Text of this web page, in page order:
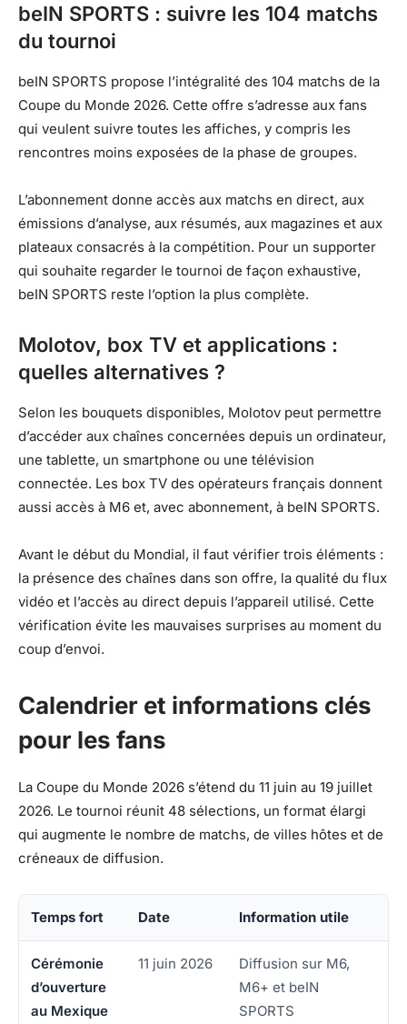
beIN SPORTS : suivre les 104 matchs
du tournoi
beIN SPORTS propose l’intégralité des 104 matchs de la
Coupe du Monde 2026. Cette offre s’adresse aux fans
qui veulent suivre toutes les affiches, y compris les
rencontres moins exposées de la phase de groupes.
L’abonnement donne accès aux matchs en direct, aux
émissions d’analyse, aux résumés, aux magazines et aux
plateaux consacrés à la compétition. Pour un supporter
qui souhaite regarder le tournoi de façon exhaustive,
beIN SPORTS reste l’option la plus complète.
Molotov, box TV et applications :
quelles alternatives ?
Selon les bouquets disponibles, Molotov peut permettre
d’accéder aux chaînes concernées depuis un ordinateur,
une tablette, un smartphone ou une télévision
connectée. Les box TV des opérateurs français donnent
aussi accès à M6 et, avec abonnement, à beIN SPORTS.
Avant le début du Mondial, il faut vérifier trois éléments :
la présence des chaînes dans son offre, la qualité du flux
vidéo et l’accès au direct depuis l’appareil utilisé. Cette
vérification évite les mauvaises surprises au moment du
coup d’envoi.
Calendrier et informations clés
pour les fans
La Coupe du Monde 2026 s’étend du 11 juin au 19 juillet
2026. Le tournoi réunit 48 sélections, un format élargi
qui augmente le nombre de matchs, de villes hôtes et de
créneaux de diffusion.
Temps fort Date Information utile
Cérémonie
d’ouverture
au Mexique
11 juin 2026
Diffusion sur M6,
M6+ et beIN
SPORTS